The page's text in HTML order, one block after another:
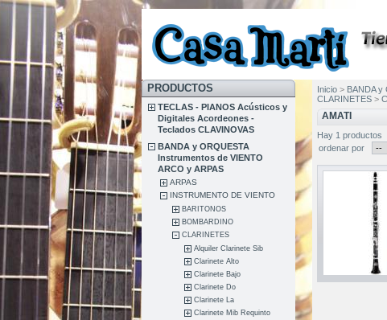
PRODUCTOS
TECLAS - PIANOS Acústicos y
Digitales Acordeones -
Teclados CLAVINOVAS
BANDA y ORQUESTA
Instrumentos de VIENTO
ARCO y ARPAS
ARPAS
INSTRUMENTO DE VIENTO
BARITONOS
BOMBARDINO
CLARINETES
Alquiler Clarinete Sib
Clarinete Alto
Clarinete Bajo
Clarinete Do
Clarinete La
Clarinete Mib Requinto
Inicio > BANDA y
CLARINETES >
AMATI
Hay 1 productos
ordenar por